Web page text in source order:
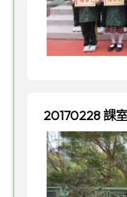
20170228 課